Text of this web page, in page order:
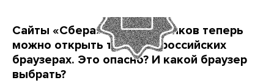
Сайты «Сбера» и других банков теперь
можно открыть только в российских
браузерах. Это опасно? И какой браузер
выбрать?